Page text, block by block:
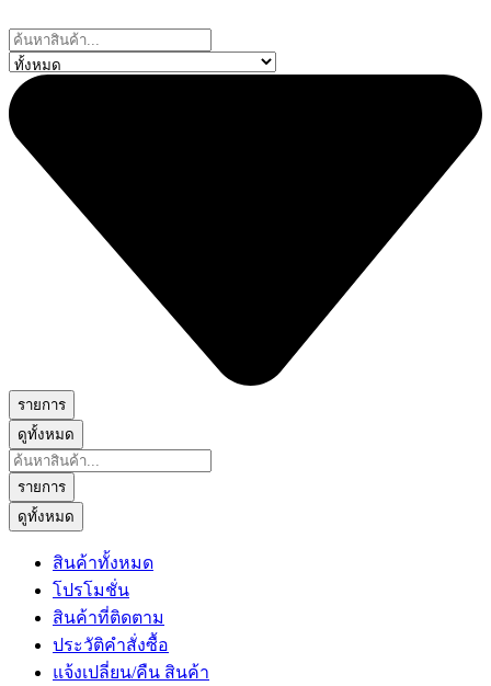
to
content
Search
...
รายการ
ดูทั้งหมด
Search
...
รายการ
ดูทั้งหมด
สินค้าทั้งหมด
โปรโมชั่น
สินค้าที่ติดตาม
ประวัติคำสั่งซื้อ
แจ้งเปลี่ยน/คืน สินค้า